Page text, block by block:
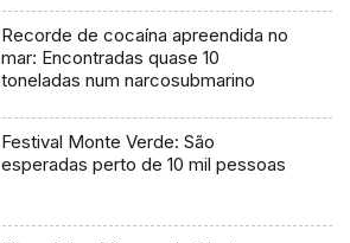
Recorde de cocaína apreendida no
mar: Encontradas quase 10
toneladas num narcosubmarino
Festival Monte Verde: São
esperadas perto de 10 mil pessoas